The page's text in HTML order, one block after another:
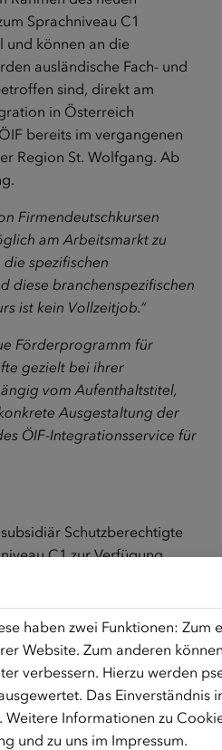
Sprachniveau C1
und können an die
ausländische Fach- und
sind, direkt am
in Österreich
bereits im vergangenen
Region St. Wolfgang. Ab
Firmendeutschkursen
am Arbeitsmarkt zu
spezifischen
diese branchenspezifischen
ist kein Vollzeitjob.“
Förderprogramm für
gezielt bei ihrer
vom Aufenthaltstitel,
Ausgestaltung der
ÖIF-Integrationsservice für
Schutzberechtigte
C1 zur Verfügung
Unternehmen
oder
Personen unabhängig
Deutschlernen
Teilnehmer/innen ist ein
Betriebe an einem Ort
bzw. branchenspezifischer
haben zwei Funktionen: Zum
Website. Zum anderen
verbessern. Hierzu werden
Das Einverständnis
Informationen zu
und zu uns im Impressum.